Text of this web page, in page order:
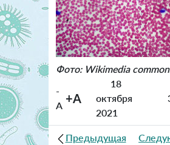
Фото: Wikimedia
-
A +A
18
октября
2021
Предыдущая